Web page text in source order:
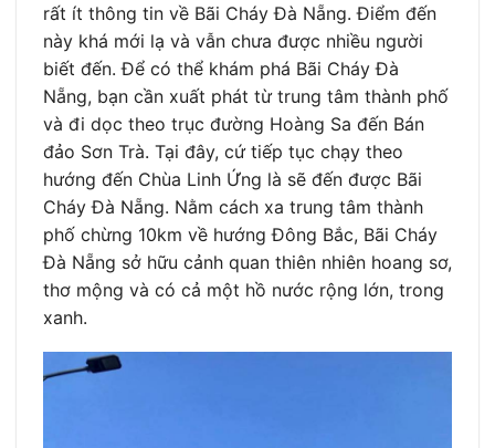
rất ít thông tin về Bãi Cháy Đà Nẵng. Điểm đến
này khá mới lạ và vẫn chưa được nhiều người
biết đến. Để có thể khám phá Bãi Cháy Đà
Nẵng, bạn cần xuất phát từ trung tâm thành phố
và đi dọc theo trục đường Hoàng Sa đến Bán
đảo Sơn Trà. Tại đây, cứ tiếp tục chạy theo
hướng đến Chùa Linh Ứng là sẽ đến được Bãi
Cháy Đà Nẵng. Nằm cách xa trung tâm thành
phố chừng 10km về hướng Đông Bắc, Bãi Cháy
Đà Nẵng sở hữu cảnh quan thiên nhiên hoang sơ,
thơ mộng và có cả một hồ nước rộng lớn, trong
xanh.